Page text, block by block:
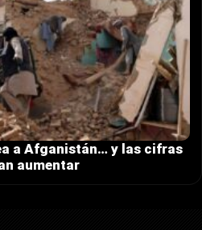
a Afganistán… y las cifras
aumentar